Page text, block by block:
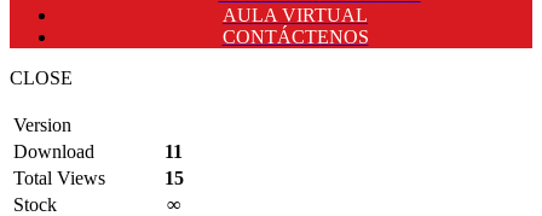
AULA VIRTUAL
CONTÁCTENOS
CLOSE
Version
Download
11
Total Views
15
Stock
∞